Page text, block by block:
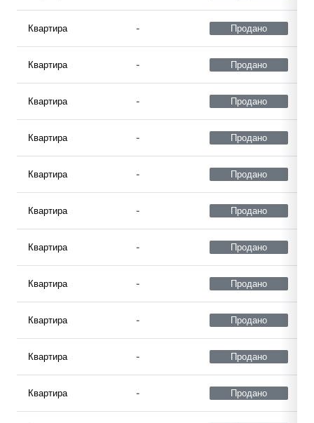
Квартира - Продано
Квартира - Продано
Квартира - Продано
Квартира - Продано
Квартира - Продано
Квартира - Продано
Квартира - Продано
Квартира - Продано
Квартира - Продано
Квартира - Продано
Квартира - Продано